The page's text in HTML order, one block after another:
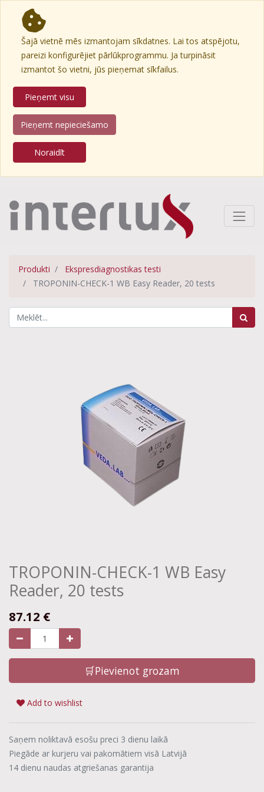
Šajā vietnē mēs izmantojam sīkdatnes. Lai tos atspējotu,
pareizi konfigurējiet pārlūkprogrammu. Ja turpināsit
izmantot šo vietni, jūs pieņemat sīkfailus.
Pieņemt visu
Pieņemt nepieciešamo
Noraidīt
Produkti
Ekspresdiagnostikas testi
TROPONIN-CHECK-1 WB Easy Reader, 20 tests
TROPONIN-CHECK-1 WB Easy
Reader, 20 tests
87.12 €
🛒Pievienot grozam
Add to wishlist
Saņem noliktavā esošu preci 3 dienu laikā
Piegāde ar kurjeru vai pakomātiem visā Latvijā
14 dienu naudas atgriešanas garantija